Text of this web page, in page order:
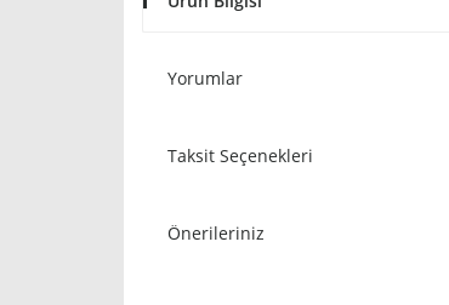
Yorumlar
Taksit Seçenekleri
Önerileriniz